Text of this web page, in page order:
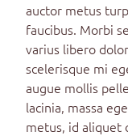
auctor metus
faucibus. Morbi
varius libero
scelerisque mi
augue mollis
lacinia, massa
metus, id aliquet